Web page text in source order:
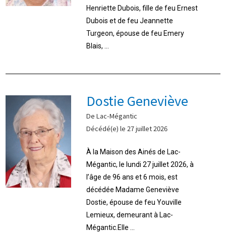
Henriette Dubois, fille de feu Ernest
Dubois et de feu Jeannette
Turgeon, épouse de feu Emery
Blais, ...
Dostie Geneviève
De Lac-Mégantic
Décédé(e) le 27 juillet 2026
À la Maison des Ainés de Lac-
Mégantic, le lundi 27 juillet 2026, à
l’âge de 96 ans et 6 mois, est
décédée Madame Geneviève
Dostie, épouse de feu Youville
Lemieux, demeurant à Lac-
Mégantic.Elle ...